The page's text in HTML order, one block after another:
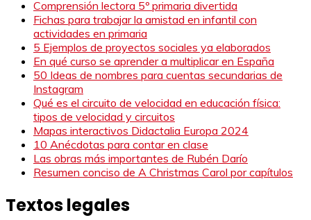
Comprensión lectora 5º primaria divertida
Fichas para trabajar la amistad en infantil con
actividades en primaria
5 Ejemplos de proyectos sociales ya elaborados
En qué curso se aprender a multiplicar en España
50 Ideas de nombres para cuentas secundarias de
Instagram
Qué es el circuito de velocidad en educación física:
tipos de velocidad y circuitos
Mapas interactivos Didactalia Europa 2024
10 Anécdotas para contar en clase
Las obras más importantes de Rubén Darío
Resumen conciso de A Christmas Carol por capítulos
Textos legales